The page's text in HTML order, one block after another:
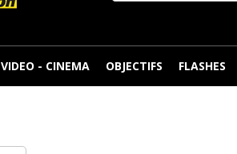
VIDEO - CINEMA OBJECTIFS FLASHES